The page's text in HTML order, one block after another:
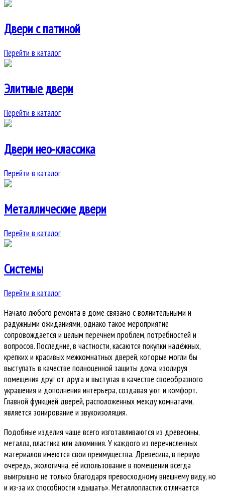
Двери с патиной
Перейти в каталог
Элитные двери
Перейти в каталог
Двери нео-классика
Перейти в каталог
Металлические двери
Перейти в каталог
Системы
Перейти в каталог
Начало любого ремонта в доме связано с волнительными и
радужными ожиданиями, однако такое мероприятие
сопровождается и целым перечнем проблем, потребностей и
вопросов. Последние, в частности, касаются покупки надёжных,
крепких и красивых межкомнатных дверей, которые могли бы
выступать в качестве полноценной защиты дома, изолируя
помещения друг от друга и выступая в качестве своеобразного
украшения и дополнения интерьера, создавая уют и комфорт.
Главной функцией дверей, расположенных между комнатами,
является зонирование и звукоизоляция.
Подобные изделия чаще всего изготавливаются из древесины,
металла, пластика или алюминия. У каждого из перечисленных
материалов имеются свои преимущества. Древесина, в первую
очередь, экологична, её использование в помещении всегда
выигрышно не только благодаря превосходному внешнему виду, но
и из-за их способности «дышать». Металлопластик отличается